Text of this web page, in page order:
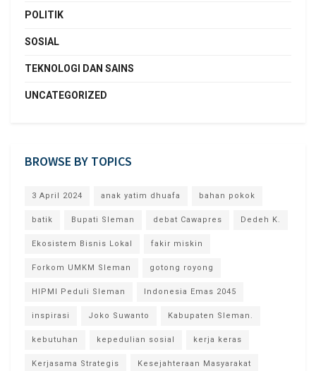
POLITIK
SOSIAL
TEKNOLOGI DAN SAINS
UNCATEGORIZED
BROWSE BY TOPICS
3 April 2024 anak yatim dhuafa bahan pokok
batik Bupati Sleman debat Cawapres Dedeh K.
Ekosistem Bisnis Lokal fakir miskin
Forkom UMKM Sleman gotong royong
HIPMI Peduli Sleman Indonesia Emas 2045
inspirasi Joko Suwanto Kabupaten Sleman.
kebutuhan kepedulian sosial kerja keras
Kerjasama Strategis Kesejahteraan Masyarakat